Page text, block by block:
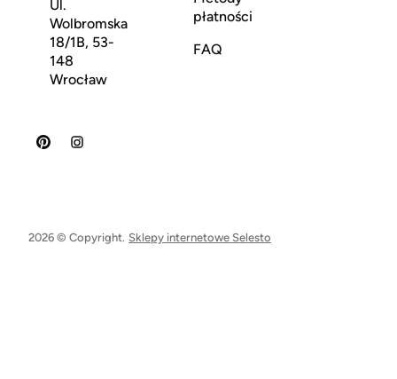
Ul.
Wolbromska
18/1B, 53-
148
Wrocław
płatności
FAQ
2026 © Copyright. Sklepy internetowe Selesto